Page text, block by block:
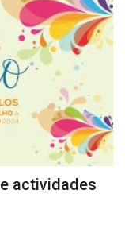
actividades